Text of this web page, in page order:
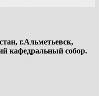
г.Альметьевск,
кафедральный собор.